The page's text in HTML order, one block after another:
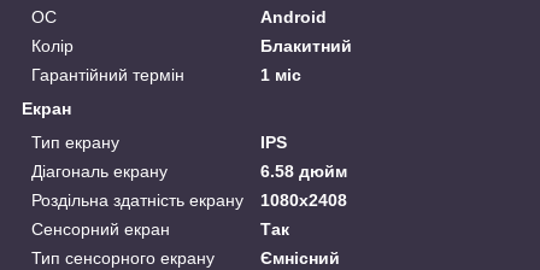
ОС
Android
Колір
Блакитний
Гарантійний термін
1 міс
Екран
Тип екрану
IPS
Діагональ екрану
6.58 дюйм
Роздільна здатність екрану
1080x2408
Сенсорний екран
Так
Тип сенсорного екрану
Ємнісний